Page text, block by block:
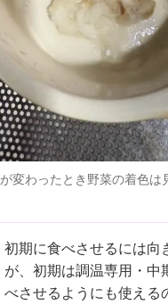
変わったとき野菜の着色は
初期に食べさせるには向
が、初期は調温専用・中
べさせるようにも使える